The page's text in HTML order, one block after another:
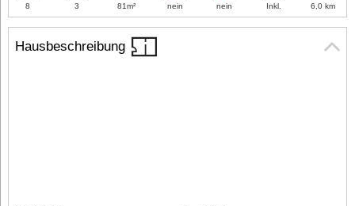
Hausbeschreibung
8 3 81m² nein nein Inkl. 6,0 km